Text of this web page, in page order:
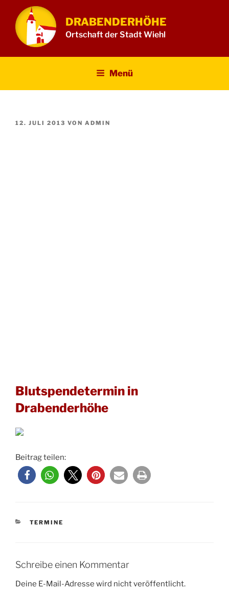
Inhalt
springen
DRABENDERHÖHE
Ortschaft der Stadt Wiehl
Menü
VERÖFFENTLICHT
12. JULI 2013 VON ADMIN
Blutspendetermin in
Drabenderhöhe
Beitrag teilen:
KATEGORIEN
TERMINE
Schreibe einen Kommentar
Deine E-Mail-Adresse wird nicht veröffentlicht.